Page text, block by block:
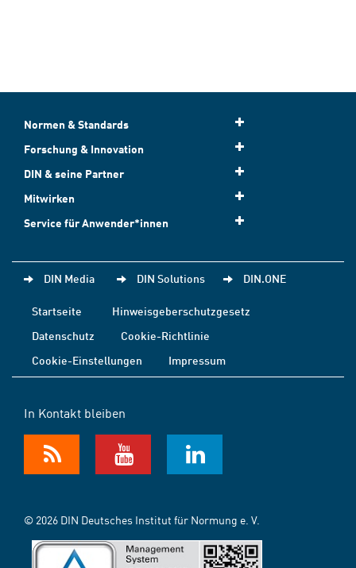
Normen & Standards
Forschung & Innovation
DIN & seine Partner
Mitwirken
Service für Anwender*innen
DIN Media DIN Solutions DIN.ONE
Startseite
Hinweisgeberschutzgesetz
Datenschutz
Cookie-Richtlinie
Cookie-Einstellungen
Impressum
In Kontakt bleiben
© 2026 DIN Deutsches Institut für Normung e. V.